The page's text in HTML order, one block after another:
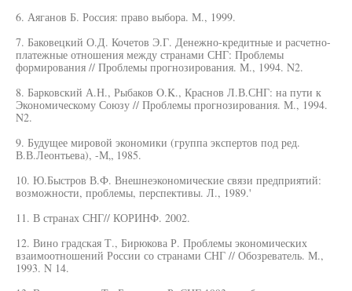
6. Аяганов Б. Россия: право выбора. М., 1999.
7. Баковецкий О.Д. Кочетов Э.Г. Денежно-кредитные и расчетно-
платежные отношения между странами СНГ: Проблемы
формирования // Проблемы прогнозирования. М., 1994. N2.
8. Барковский А.Н., Рыбаков O.K., Краснов Л.В.СНГ: на пути к
Экономическому Союзу // Проблемы прогнозирования. М., 1994.
N2.
9. Будущее мировой экономики (группа экспертов под ред.
В.В.Леонтьева), -М„ 1985.
10. Ю.Быстров В.Ф. Внешнеэкономические связи предприятий:
возможности, проблемы, перспективы. Л., 1989.'
11. В странах СНГ// КОРИНФ. 2002.
12. Вино градская Т., Бирюкова Р. Проблемы экономических
взаимоотношений России со странами СНГ // Обозреватель. М.,
1993. N 14.